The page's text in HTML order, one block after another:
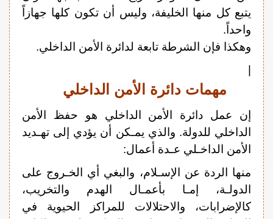
يتبع كل منها الخليفة، وليس أن تكون كلها جهازاً
واحداً.
وهكذا فإن الشرطة تابعة لدائرة الأمن الداخلي.
مهمات دائرة الأمن الداخلي
إن عمل دائرة الأمن الداخلي هو حفظ الأمن
الداخلي للدولة. والذي يمـكن أن يؤدي إلى تهـديد
الأمن الداخـلي عـدة أعمال:
منها الردة عن الإسـلام، والبغي أي الخـروج على
الدولـة، إمـا بأعمـال الهدم والتخريب،
كالإضرابات، والاحتلالات للمراكز الحيوية في